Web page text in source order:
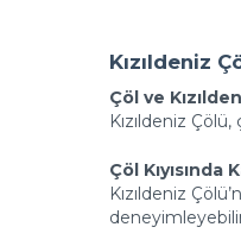
Kızıldeniz
Çöl ve
Kızıldeniz
Çöl Kıyısında
Kızıldeniz